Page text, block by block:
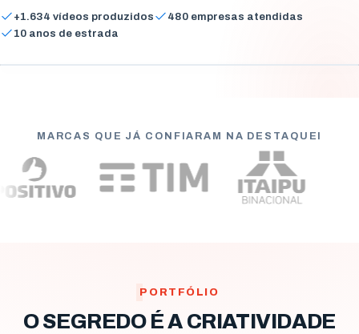
São José dos Pinhais
Pinhais
+1.634 vídeos produzidos
480 empresas atendidas
10 anos de estrada
MARCAS QUE JÁ CONFIARAM NA DESTAQUEI
PORTFÓLIO
O SEGREDO É A CRIATIVIDADE